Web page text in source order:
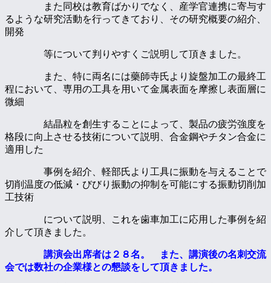
また同校は教育ばかりでなく、産学官連携に寄与す
るような研究活動を行ってきており、その研究概要の紹介、
開発
等について判りやすくご説明して頂きました。
また、特に両名には藥師寺氏より旋盤加工の最終工
程において、専用の工具を用いて金属表面を摩擦し表面層に
微細
結晶粒を創生することによって、製品の疲労強度を
格段に向上させる技術について説明、合金鋼やチタン合金に
適用した
事例を紹介、軽部氏より工具に振動を与えることで
切削温度の低減・びびり振動の抑制を可能にする振動切削加
工技術
について説明、これを歯車加工に応用した事例を紹
介して頂きました。
講演会出席者は２８名。 また、講演後の名刺交流
会では数社の企業様との懇談をして頂きました。